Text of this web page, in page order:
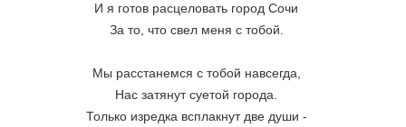
И я готов расцеловать город Сочи
За то, что свел меня с тобой.
Мы расстанемся с тобой навсегда,
Нас затянут суетой города.
Только изредка всплакнут две души -